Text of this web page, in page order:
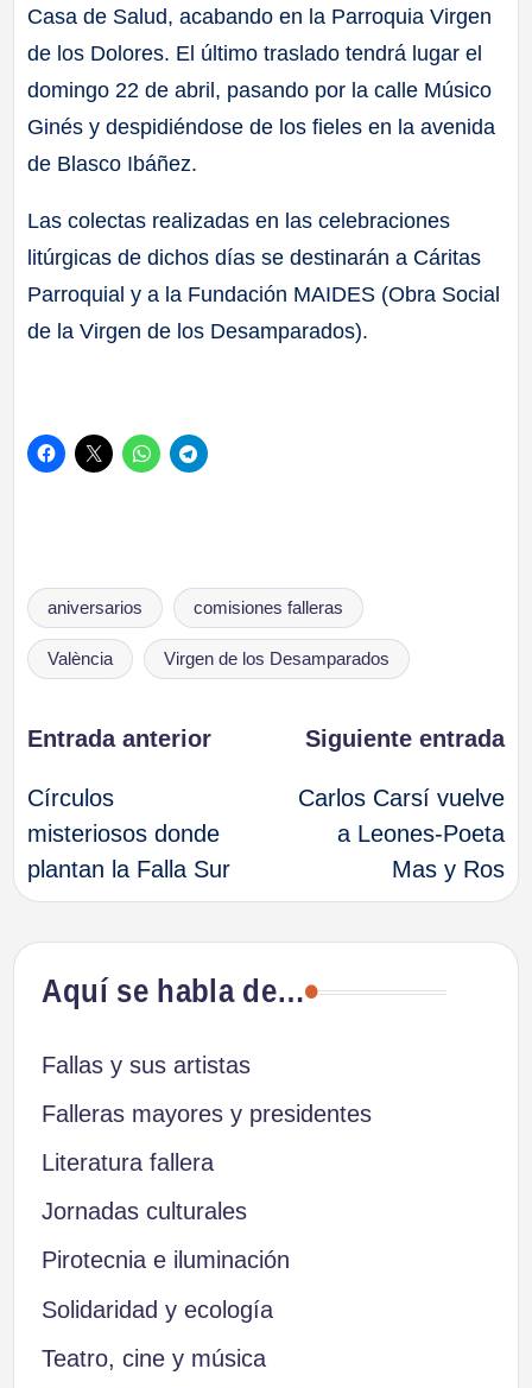
Casa de Salud, acabando en la Parroquia Virgen
de los Dolores. El último traslado tendrá lugar el
domingo 22 de abril, pasando por la calle Músico
Ginés y despidiéndose de los fieles en la avenida
de Blasco Ibáñez.
Las colectas realizadas en las celebraciones
litúrgicas de dichos días se destinarán a Cáritas
Parroquial y a la Fundación MAIDES (Obra Social
de la Virgen de los Desamparados).
Etiquetas:
aniversarios comisiones falleras
València Virgen de los Desamparados
Navegación
de
entradas
Entrada anterior
Círculos
misteriosos donde
plantan la Falla Sur
Siguiente entrada
Carlos Carsí vuelve
a Leones-Poeta
Mas y Ros
Aquí se habla de…
Fallas y sus artistas
Falleras mayores y presidentes
Literatura fallera
Jornadas culturales
Pirotecnia e iluminación
Solidaridad y ecología
Teatro, cine y música